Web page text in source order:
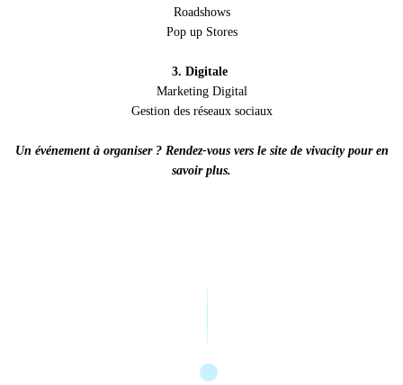
Roadshows
Pop up Stores
3. Digitale
Marketing Digital
Gestion des réseaux sociaux
Un événement à organiser ? Rendez-vous vers le site de vivacity pour en
savoir plus.